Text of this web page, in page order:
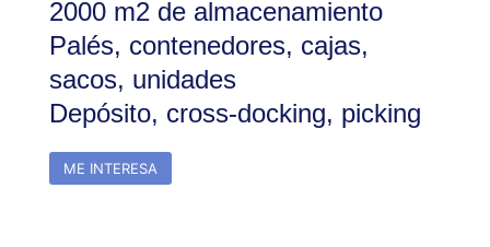
2000 m2 de almacenamiento
Palés, contenedores, cajas,
sacos, unidades
Depósito, cross-docking, picking
ME INTERESA